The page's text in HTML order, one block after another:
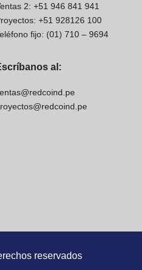
2: +51 946 841 941
+51 928126 100
fijo: (01) 710 – 9694
al:
reservados